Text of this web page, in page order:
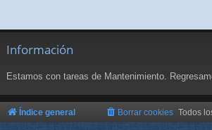
Información
Estamos con tareas de Mantenimiento.
Índice general Todos
Borrar cookies